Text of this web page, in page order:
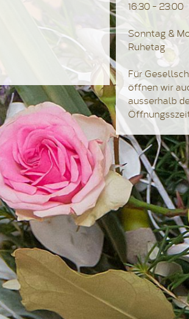
16:30 - 23:00
Sonntag &
Ruhetag
Für
öffnen wir
ausserhalb